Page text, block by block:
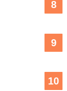
8
9
10